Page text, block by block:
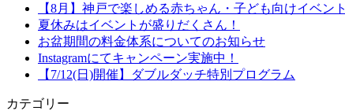
【8月】神戸で楽しめる赤ちゃん・子ども向けイベント
夏休みはイベントが盛りだくさん！
お盆期間の料金体系についてのお知らせ
Instagramにてキャンペーン実施中！
【7/12(日)開催】ダブルダッチ特別プログラム
カテゴリー